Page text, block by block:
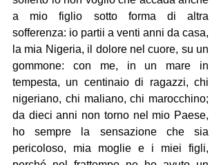
a mio figlio sotto forma di altra
sofferenza: io partii a venti anni da casa,
la mia Nigeria, il dolore nel cuore, su un
gommone: con me, in un mare in
tempesta, un centinaio di ragazzi, chi
nigeriano, chi maliano, chi marocchino;
da dieci anni non torno nel mio Paese,
ho sempre la sensazione che sia
pericoloso, mia moglie e i miei figli,